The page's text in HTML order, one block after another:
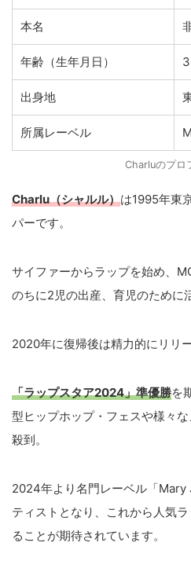
本名
年齢（生年月日）
出身地
所属レーベル
Charluのプロ
Charlu（シャルル）は1995年東
パーです。
サイファーからラップを始め、
のちに2児の出産、育児のために
2020年に復帰後は精力的にリリ
「ラップスタア2024」準優勝を
型ヒップホップ・フェスや様々
殺到。
2024年より名門レーベル「
ティストとなり、これから人気
ることが期待されています。